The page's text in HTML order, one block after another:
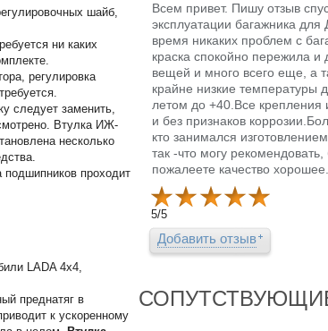
шайб,
ни каких
регулировка
следует заменить,
Втулка ИЖ-
несколько
проходит
LADA 4х4,
преднатяг в
к ускоренному
Всем привет. Пишу отзыв
эксплуатации багажника для
время никаких проблем с
краска спокойно пережила и
вещей и много всего еще, а
крайне низкие температуры
летом до +40.Все
и без признаков
кто занимался
так -что могу
пожалеете качество хорошее.
5/5
Добавить отзыв